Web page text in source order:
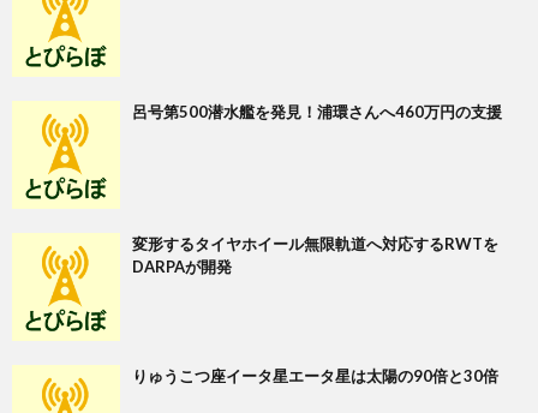
呂号第500潜水艦を発見！浦環さんへ460万円の支援
変形するタイヤホイール無限軌道へ対応するRWTを
DARPAが開発
りゅうこつ座イータ星エータ星は太陽の90倍と30倍